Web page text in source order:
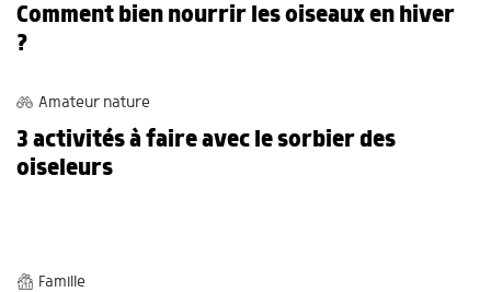
Comment bien nourrir les oiseaux en hiver
?
Amateur nature
3 activités à faire avec le sorbier des
oiseleurs
Famille